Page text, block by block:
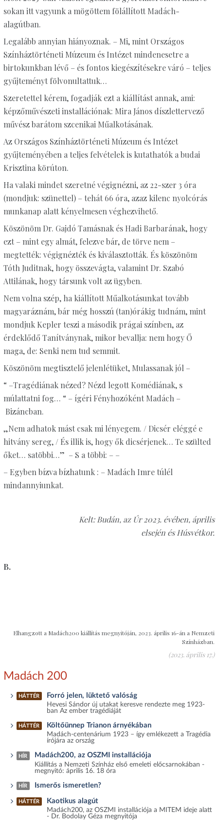
sokan itt vagyunk a mögöttem fölállított Madách-
alagútban.
Legalább annyian hiányoznak. – Mi, mint Országos
Színháztörténeti Múzeum és Intézet mindenesetre a
birtokunkban lévő – és fontos kiegészítésekre váró – teljes
gyűjteményt fölvonultattuk…
Szeretettel kérem, fogadják ezt a kiállítást annak, ami:
képzőművészeti installációnak: Mira János díszlettervező
művész barátom szcenikai Műalkotásának.
Az Országos Színháztörténeti Múzeum és Intézet
gyűjteményében a teljes felvételek is kutathatók a budai
Krisztina körúton.
Ha valaki mindet szeretné végignézni, az 22-szer 3 óra
(mondjuk: szünettel) – tehát 66 óra, azaz kilenc nyolcórás
munkanap alatt kényelmesen véghezvihető.
Köszönöm Dr. Gajdó Tamásnak és Hadi Barbarának, hogy
ezt – mint egy almát, felezve bár, de törve nem –
megtették: végignézték és kiválasztották. És köszönöm
Tóth Juditnak, hogy összevágta, valamint Dr. Szabó
Attilának, hogy társunk volt az ügyben.
Nem volna szép, ha kiállított Műalkotásunkat tovább
magyaráznám, bár még hosszú (tan)órákig tudnám, mint
mondjuk Kepler teszi a második prágai színben, az
érdeklődő Tanítványnak, mikor bevallja: nem hogy Ő
maga, de: Senki nem tud semmit.
Köszönöm megtisztelő jelenlétüket, Mulassanak jól –
– “Tragédiának nézed? Nézd legott Komédiának, s
múlattatni fog… “ – ígéri Fényhozóként Madách –
Bizáncban.
„Nem adhatok mást csak mi lényegem. / Dicsér eléggé e
hitvány sereg, / És illik is, hogy ők dicsérjenek… Te szülted
őket… satöbbi…” – S a többi: – –
– Egyben bízva bízhatunk : – Madách Imre túlél
mindannyiunkat.
Kelt: Budán, az Úr 2023. évében, április
elsején és Húsvétkor.
B.
Elhangzott a Madách200 kiállítás megnyitóján, 2023. április 16-án a Nemzeti
Színházban.
(2023. április 17.)
Madách 200
HÁTTÉR Forró jelen, lüktető valóság
Hevesi Sándor új utakat keresve rendezte meg 1923-
ban Az ember tragédiáját
HÁTTÉR Költőünnep Trianon árnyékában
Madách-centenárium 1923 – így emlékezett a Tragédia
írójára az ország
HÍR Madách200, az OSZMI installációja
Kiállítás a Nemzeti Színház első emeleti előcsarnokában -
megnyitó: április 16. 18 óra
HÍR Ismerős ismeretlen?
HÁTTÉR Kaotikus alagút
Madách200, az OSZMI installációja a MITEM ideje alatt
- Dr. Bodolay Géza megnyitója